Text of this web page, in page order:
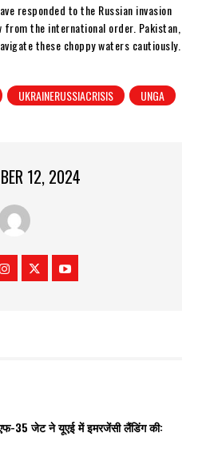
responded to the Russian invasion
the international order. Pakistan,
these choppy waters cautiously.
UKRAINERUSSIACRISIS UNGA
12, 2024
35 जेट ने यूएई में इमरजेंसी लैंडिंग की: